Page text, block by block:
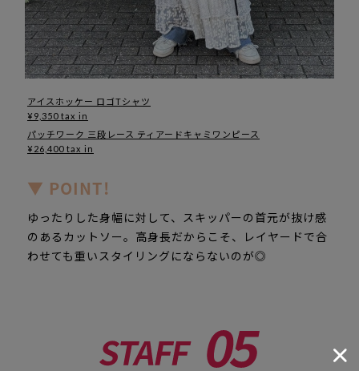
アイスホッケー ロゴTシャツ
¥9,350 tax in
パッチワーク 三段レース ティアードキャミワンピース
¥26,400 tax in
▼ POINT!
ゆったりした身幅に対して、スキッパーの首元が抜け感
のあるカットソー。高身長だからこそ、レイヤードで合
わせても重いスタイリングにならないのが◎